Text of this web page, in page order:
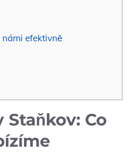
efektivně
Staňkov: Co